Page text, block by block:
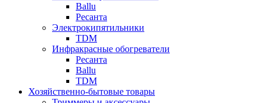
Ballu
Ресанта
Электрокипятильники
TDM
Инфракрасные обогреватели
Ресанта
Ballu
TDM
Хозяйственно-бытовые товары